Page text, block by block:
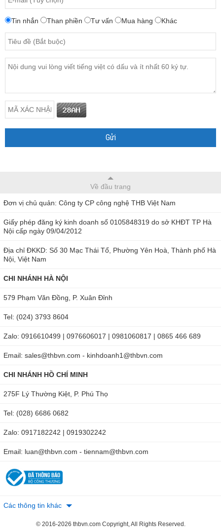
Tin nhắn Than phiền Tư vấn Mua hàng Khác
Về đầu trang
Đơn vị chủ quản: Công ty CP công nghệ THB Việt Nam
Giấy phép đăng ký kinh doanh số 0105848319 do sở KHĐT TP Hà
Nội cấp ngày 09/04/2012
Địa chỉ ĐKKD: Số 30 Mạc Thái Tổ, Phường Yên Hoà, Thành phố Hà
Nội, Việt Nam
CHI NHÁNH HÀ NỘI
579 Phạm Văn Đồng, P. Xuân Đỉnh
Tel: (024) 3793 8604
Zalo: 0916610499 | 0976606017 | 0981060817 | 0865 466 689
Email: sales@thbvn.com - kinhdoanh1@thbvn.com
CHI NHÁNH HỒ CHÍ MINH
275F Lý Thường Kiệt, P. Phú Thọ
Tel: (028) 6686 0682
Zalo: 0917182242 | 0919302242
Email: luan@thbvn.com - tiennam@thbvn.com
Các thông tin khác
© 2016-2026 thbvn.com Copyright, All Rights Reserved.